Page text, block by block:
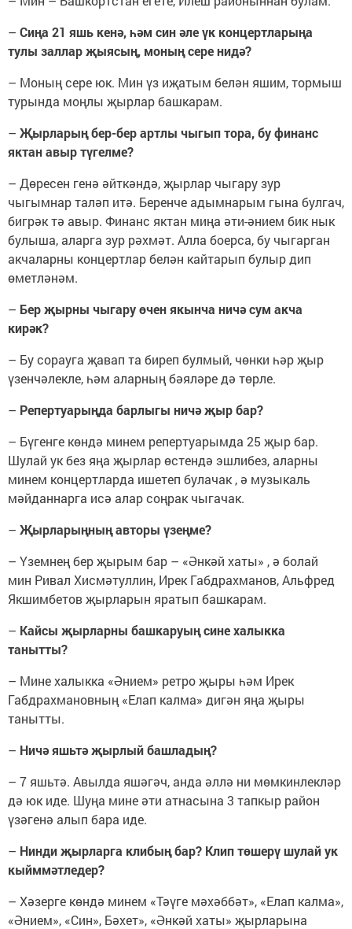
– Сиңа 21 яшь кенә, һәм син әле үк концертларыңа
тулы заллар җыясың, моның сере нидә?
– Моның сере юк. Мин үз иҗатым белән яшим, тормыш
турында моңлы җырлар башкарам.
– Җырларың бер-бер артлы чыгып тора, буфинанс
яктан авыр түгелме?
– Дөресен генә әйткәндә, җырлар чыгару зур
чыгымнар таләп итә. Беренче адымнарым гына булгач,
бигрәк тә авыр. Финанс яктан миңа әти-әнием бик нык
булыша, аларга зур рәхмәт. Алла боерса, бу чыгарган
акчаларны концертлар белән кайтарып булыр дип
өметләнәм.
– Бер җырны чыгару өчен якынча ничә сум акча
кирәк?
– Бу сорауга җавап та биреп булмый, чөнки һәр җыр
үзенчәлекле, һәм аларның бәяләре дә төрле.
– Репертуарыңда барлыгы ничә җыр бар?
– Бүгенге көндә минем репертуарымда 25 җыр бар.
Шулай ук без яңа җырлар өстендә эшлибез, аларны
минем концертларда ишетеп булачак , ә музыкаль
мәйданнарга исә алар соңрак чыгачак.
– Җырларыңның авторы үзеңме?
– Үземнең бер җырым бар – «Әнкәй хаты» , ә болай
мин Ривал Хисмәтуллин, Ирек Габдрахманов, Альфред
Якшимбетов җырларын яратып башкарам.
– Кайсы җырларны башкаруың сине халыкка
танытты?
– Мине халыкка «Әнием» ретро җыры һәм Ирек
Габдрахмановның «Елап калма» дигән яңа җыры
танытты.
– Ничә яшьтә җырлый башладың?
– 7 яшьтә. Авылда яшәгәч, анда әллә ни мөмкинлекләр
дә юк иде. Шуңа мине әти атнасына 3 тапкыр район
үзәгенә алып бара иде.
– Нинди җырларга клибың бар? Клип төшерү шулай ук
кыйммәтледер?
– Хәзерге көндә минем «Тәүге мәхәббәт», «Елап калма»,
«Әнием», «Син», Бәхет», «Әнкәй хаты» җырларына